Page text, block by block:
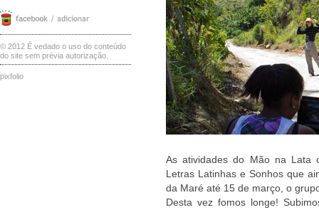
© 2012 É vedado o uso do conteúdo
do site sem prévia autorização.
pixfolio
As atividades do Mão na Lata
Letras Latinhas e Sonhos que
da Maré até 15 de março, o
Desta vez fomos longe!